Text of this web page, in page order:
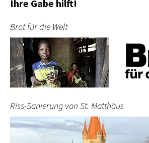
Ihre Gabe hilft!
Brot für die Welt
Riss-Sanierung von St. Matthäus